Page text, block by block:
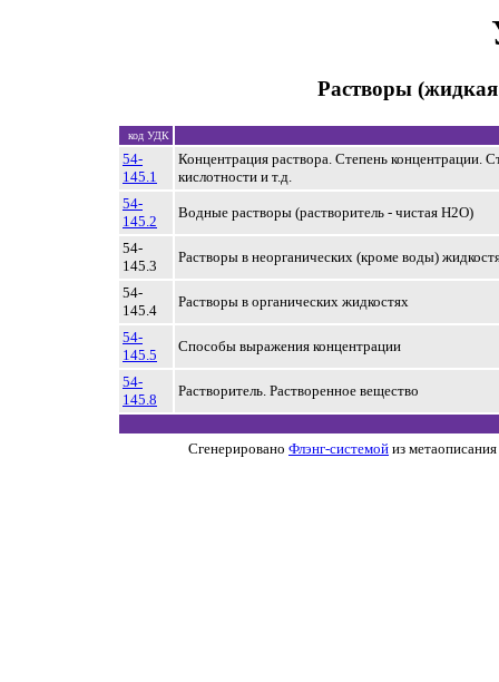
Растворы
код УДК
54-
145.1
Концентрация раствора. Степень концентрации.
кислотности и т.д.
54-
145.2
Водные растворы (растворитель - чистая H2O)
54-
145.3
Растворы в неорганических (кроме воды)
54-
145.4
Растворы в органических жидкостях
54-
145.5
Способы выражения концентрации
54-
145.8
Растворитель. Растворенное вещество
Сгенерировано Флэнг-системой из